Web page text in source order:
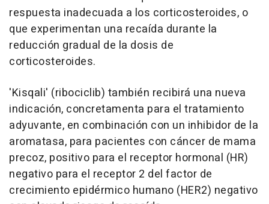
respuesta inadecuada a los corticosteroides, o
que experimentan una recaída durante la
reducción gradual de la dosis de
corticosteroides.
'Kisqali' (ribociclib) también recibirá una nueva
indicación, concretamenta para el tratamiento
adyuvante, en combinación con un inhibidor de la
aromatasa, para pacientes con cáncer de mama
precoz, positivo para el receptor hormonal (HR)
negativo para el receptor 2 del factor de
crecimiento epidérmico humano (HER2) negativo